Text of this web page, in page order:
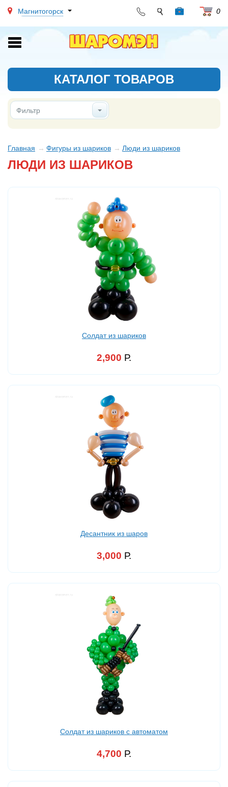
Магнитогорск 0
Toggle
navigation
КАТАЛОГ ТОВАРОВ
Фильтр
Главная Фигуры из шариков Люди из шариков
ЛЮДИ ИЗ ШАРИКОВ
Солдат из шариков
2,900 Р.
Десантник из шаров
3,000 Р.
Солдат из шариков с автоматом
4,700 Р.